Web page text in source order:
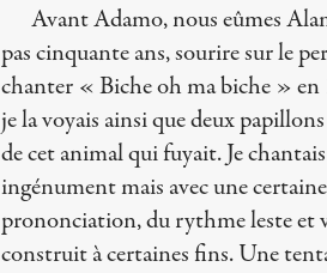
Avant Adamo, nous eûmes
pas cinquante ans, sourire sur le
chanter « Biche oh ma biche » en
je la voyais ainsi que deux
de cet animal qui fuyait. Je
ingénument mais avec une
prononciation, du rythme leste et
construit à certaines fins. Une